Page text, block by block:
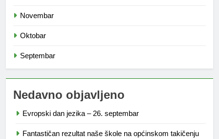
Novembar
Oktobar
Septembar
Nedavno objavljeno
Evropski dan jezika – 26. septembar
Fantastičan rezultat naše škole na općinskom takičenju